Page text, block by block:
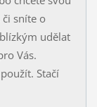
sníte o
udělat
Vás.
Stačí